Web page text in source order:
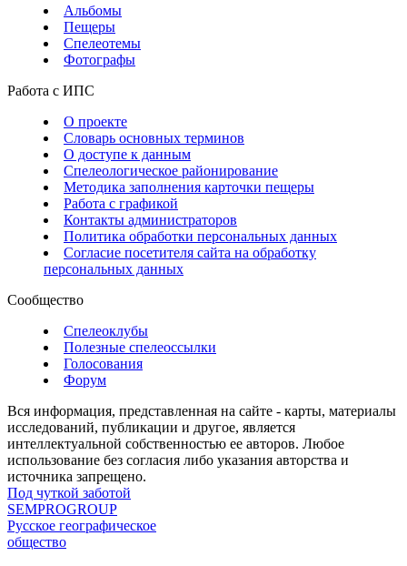
Альбомы
Пещеры
Спелеотемы
Фотографы
Работа с ИПС
О проекте
Словарь основных терминов
О доступе к данным
Спелеологическое районирование
Методика заполнения карточки пещеры
Работа с графикой
Контакты администраторов
Политика обработки персональных данных
Согласие посетителя сайта на обработку
персональных данных
Сообщество
Спелеоклубы
Полезные спелеоссылки
Голосования
Форум
Вся информация, представленная на сайте - карты, материалы
исследований, публикации и другое, является
интеллектуальной собственностью ее авторов. Любое
использование без согласия либо указания авторства и
источника запрещено.
Под чуткой заботой
SEMPROGROUP
Русское географическое
общество